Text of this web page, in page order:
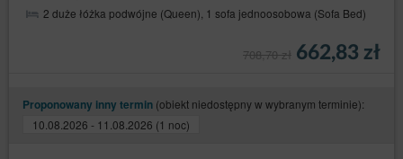
2 duże łóżka podwójne (Queen), 1 sofa jednoosobowa (Sofa Bed)
708,70 zł 662,83 zł
Proponowany inny termin (obiekt niedostępny w wybranym terminie):
10.08.2026 - 11.08.2026 (1 noc)